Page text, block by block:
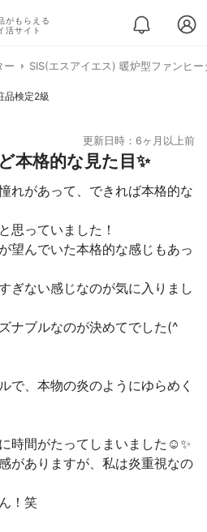
がもらえる
活サイト
ー SIS(エスアイエス) 暖炉型ファンヒ
品検定2級
更新日時：6ヶ月以上前
本格的な見た目✨
れがあって、できれば本格的な
思っていました！
望んでいた本格的な感じもあっ
ぎない感じなのが気に入りまし
ナブルなのが決めてでした(^
で、本物の炎のようにゆらめく
時間がたってしまいました☺️✨
がありますが、私は炎重視なの
！笑